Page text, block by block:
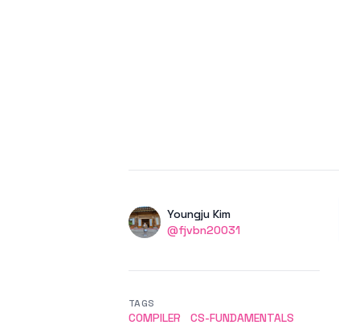
AuthorsName
Youngju Kim
Twitter
@fjvbn20031
TAGS
COMPILER CS-FUNDAMENTALS